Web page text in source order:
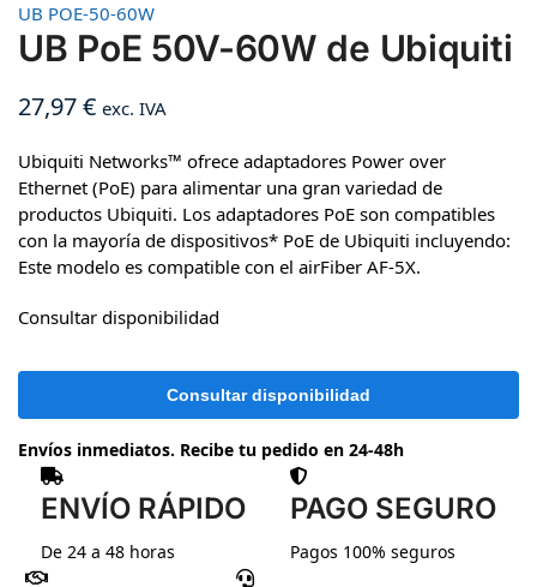
UB POE-50-60W
UB PoE 50V-60W de Ubiquiti
27,97€ exc. IVA
Ubiquiti Networks™ ofrece adaptadores Power over
Ethernet (PoE) para alimentar una gran variedad de
productos Ubiquiti. Los adaptadores PoE son compatibles
con la mayoría de dispositivos* PoE de Ubiquiti incluyendo:
Este modelo es compatible con el airFiber AF-5X.
Consultar disponibilidad
Envíos inmediatos. Recibe tu pedido en 24-48h
ENVÍO RÁPIDO
De 24 a 48 horas
PAGO SEGURO
Pagos 100% seguros